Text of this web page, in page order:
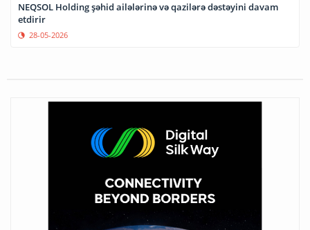
NEQSOL Holding şəhid ailələrinə və qazilərə dəstəyini davam
etdirir
28-05-2026